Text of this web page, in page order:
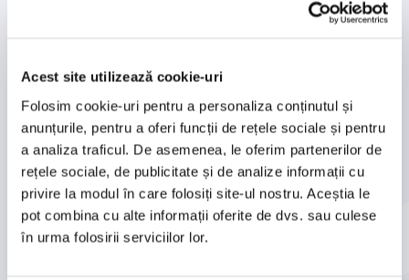
Acest site utilizează cookie-uri
Folosim cookie-uri pentru a personaliza conținutul și
anunțurile, pentru a oferi funcții de rețele sociale și pentru
a analiza traficul. De asemenea, le oferim partenerilor de
rețele sociale, de publicitate și de analize informații cu
privire la modul în care folosiți site-ul nostru. Aceștia le
pot combina cu alte informații oferite de dvs. sau culese
în urma folosirii serviciilor lor.
Excelență în
ospitalitate
Ne angajăm să oferim experiențe
de neuitat clienților noștri prin
servicii excelente și dedicație.